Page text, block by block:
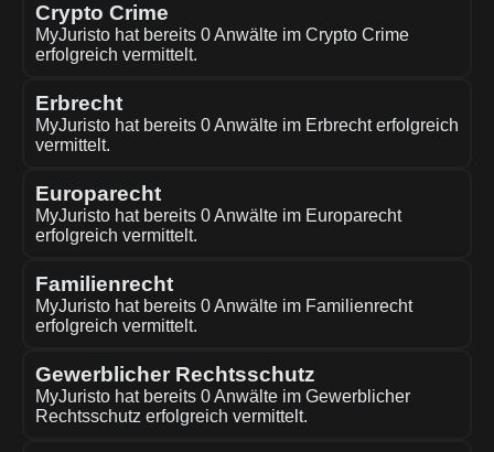
Crypto Crime
MyJuristo hat bereits 0 Anwälte im Crypto Crime
erfolgreich vermittelt.
Erbrecht
MyJuristo hat bereits 0 Anwälte im Erbrecht erfolgreich
vermittelt.
Europarecht
MyJuristo hat bereits 0 Anwälte im Europarecht
erfolgreich vermittelt.
Familienrecht
MyJuristo hat bereits 0 Anwälte im Familienrecht
erfolgreich vermittelt.
Gewerblicher Rechtsschutz
MyJuristo hat bereits 0 Anwälte im Gewerblicher
Rechtsschutz erfolgreich vermittelt.